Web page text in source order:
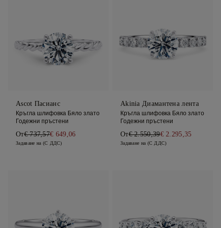
Ascot Пасианс
Кръгла шлифовка Бяло злато
Годежни пръстени
От€ 737,57€ 649,06
Задаване на (С ДДС)
Akinia Диамантена лента
Кръгла шлифовка Бяло злато
Годежни пръстени
От€ 2.550,39€ 2.295,35
Задаване на (С ДДС)